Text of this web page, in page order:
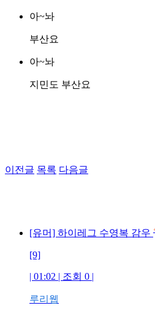
아~놔
부산요
아~놔
지민도 부산요
이전글 목록 다음글
[유머] 하이레그 수영복 감우
[9]
| 01:02 | 조회 0 |
루리웹